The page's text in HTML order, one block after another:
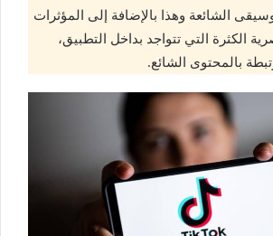
الشائعة وهذا بالإضافة إلى المؤثرات
الكثرة التي تتواجد بداخل التطبيق،
بالمحتوى الشائع.